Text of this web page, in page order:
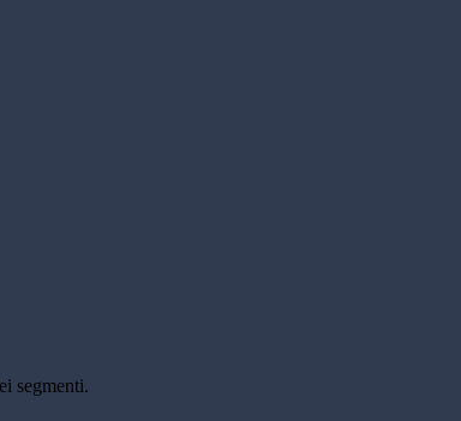
segmenti.